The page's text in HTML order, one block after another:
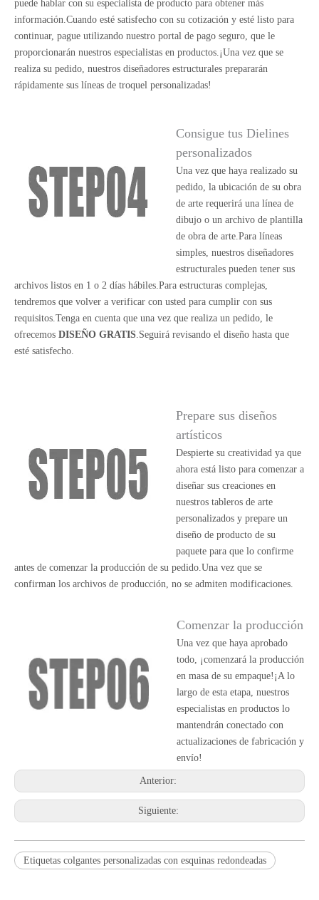
puede hablar con su especialista de producto para obtener más
información.Cuando esté satisfecho con su cotización y esté listo para
continuar, pague utilizando nuestro portal de pago seguro, que le
proporcionarán nuestros especialistas en productos.¡Una vez que se
realiza su pedido, nuestros diseñadores estructurales prepararán
rápidamente sus líneas de troquel personalizadas!
Consigue tus Dielines
personalizados
Una vez que haya realizado su
pedido, la ubicación de su obra
de arte requerirá una línea de
dibujo o un archivo de plantilla
de obra de arte.Para líneas
simples, nuestros diseñadores
estructurales pueden tener sus
archivos listos en 1 o 2 días hábiles.Para estructuras complejas,
tendremos que volver a verificar con usted para cumplir con sus
requisitos.Tenga en cuenta que una vez que realiza un pedido, le
ofrecemos DISEÑO GRATIS.Seguirá revisando el diseño hasta que
esté satisfecho.
Prepare sus diseños
artísticos
Despierte su creatividad ya que
ahora está listo para comenzar a
diseñar sus creaciones en
nuestros tableros de arte
personalizados y prepare un
diseño de producto de su
paquete para que lo confirme
antes de comenzar la producción de su pedido.Una vez que se
confirman los archivos de producción, no se admiten modificaciones.
Comenzar la producción
Una vez que haya aprobado
todo, ¡comenzará la producción
en masa de su empaque!¡A lo
largo de esta etapa, nuestros
especialistas en productos lo
mantendrán conectado con
actualizaciones de fabricación y
envío!
Anterior:
Siguiente:
Etiquetas colgantes personalizadas con esquinas redondeadas